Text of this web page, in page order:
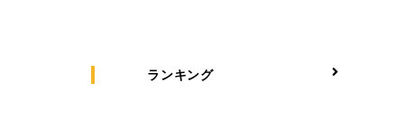
ランキング